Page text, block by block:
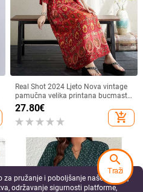
Real Shot 2024 Ljeto Nova vintage
pamučna velika printana bucmasta
ženska široka haljina u etničkom
stilu
27.80€
add_shopping_cart
pružanje i poboljšanje naše Usluge,
održavanje sigurnosti platforme,
search
Traži